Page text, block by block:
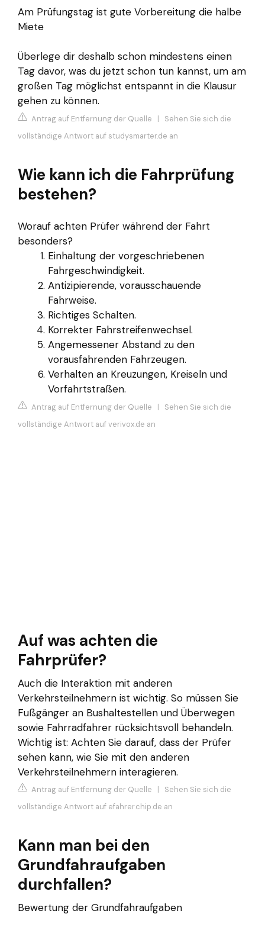
Am Prüfungstag ist gute Vorbereitung die halbe
Miete
Überlege dir deshalb schon mindestens einen
Tag davor, was du jetzt schon tun kannst, um am
großen Tag möglichst entspannt in die Klausur
gehen zu können.
Antrag auf Entfernung der Quelle | Sehen Sie sich die
vollständige Antwort auf studysmarter.de an
Wie kann ich die Fahrprüfung
bestehen?
Worauf achten Prüfer während der Fahrt
besonders?
Einhaltung der vorgeschriebenen
Fahrgeschwindigkeit.
Antizipierende, vorausschauende
Fahrweise.
Richtiges Schalten.
Korrekter Fahrstreifenwechsel.
Angemessener Abstand zu den
vorausfahrenden Fahrzeugen.
Verhalten an Kreuzungen, Kreiseln und
Vorfahrtstraßen.
Antrag auf Entfernung der Quelle | Sehen Sie sich die
vollständige Antwort auf verivox.de an
Auf was achten die
Fahrprüfer?
Auch die Interaktion mit anderen
Verkehrsteilnehmern ist wichtig. So müssen Sie
Fußgänger an Bushaltestellen und Überwegen
sowie Fahrradfahrer rücksichtsvoll behandeln.
Wichtig ist: Achten Sie darauf, dass der Prüfer
sehen kann, wie Sie mit den anderen
Verkehrsteilnehmern interagieren.
Antrag auf Entfernung der Quelle | Sehen Sie sich die
vollständige Antwort auf efahrer.chip.de an
Kann man bei den
Grundfahraufgaben
durchfallen?
Bewertung der Grundfahraufgaben